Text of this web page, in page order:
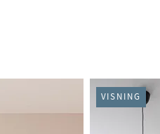
VISNING